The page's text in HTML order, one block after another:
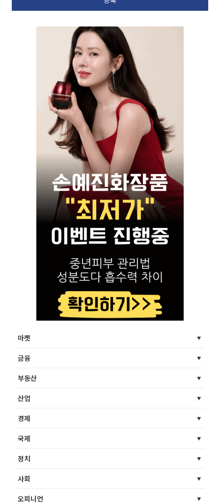
마켓
금융
부동산
산업
경제
국제
정치
사회
오피니언